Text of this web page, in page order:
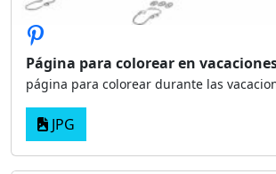
Página para colorear en
página para colorear durante las
JPG